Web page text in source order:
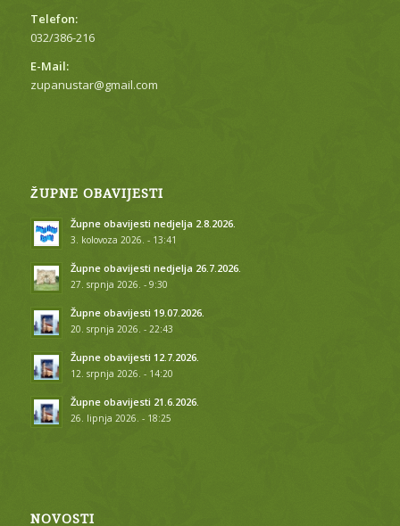
Telefon:
032/386-216
E-Mail:
zupanustar@gmail.com
ŽUPNE OBAVIJESTI
Župne obavijesti nedjelja 2.8.2026.
3. kolovoza 2026. - 13:41
Župne obavijesti nedjelja 26.7.2026.
27. srpnja 2026. - 9:30
Župne obavijesti 19.07.2026.
20. srpnja 2026. - 22:43
Župne obavijesti 12.7.2026.
12. srpnja 2026. - 14:20
Župne obavijesti 21.6.2026.
26. lipnja 2026. - 18:25
NOVOSTI